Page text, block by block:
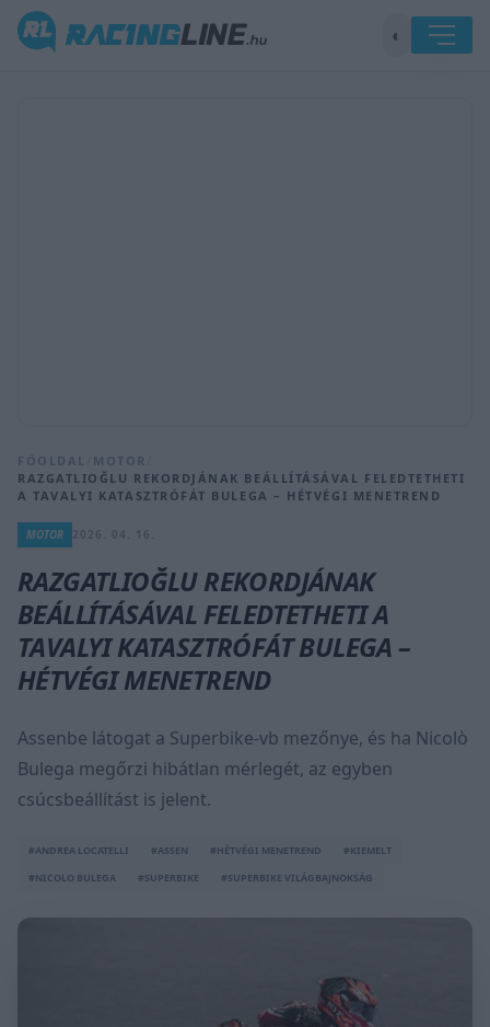
◐
FŐOLDAL MOTOR
RAZGATLIOĞLU REKORDJÁNAK BEÁLLÍTÁSÁVAL FELEDTETHETI
A TAVALYI KATASZTRÓFÁT BULEGA – HÉTVÉGI MENETREND
MOTOR
RAZGATLIOĞLU REKORDJÁNAK
BEÁLLÍTÁSÁVAL FELEDTETHETI A
TAVALYI KATASZTRÓFÁT BULEGA –
HÉTVÉGI MENETREND
Assenbe látogat a Superbike-vb mezőnye, és ha Nicolò
Bulega megőrzi hibátlan mérlegét, az egyben
csúcsbeállítást is jelent.
#ANDREA LOCATELLI #ASSEN #HÉTVÉGI MENETREND
#KIEMELT
#NICOLO BULEGA
#SUPERBIKE #SUPERBIKE VILÁGBAJNOKSÁG